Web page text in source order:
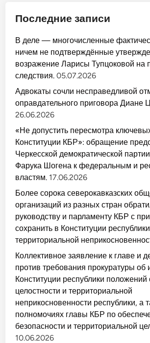
Последние записи
В деле — многочисленные
ничем не подтверждённые
возражение Ларисы Тупцоковой на
следствия. 05.07.2026
Адвокаты сочли несправедливой
оправдательного приговора Диане
26.06.2026
«Не допустить пересмотра
Конституции КБР»: обращение
Черкесской демократической
Фарука Шогена к федеральным и
властям. 17.06.2026
Более сорока северокавказских
организаций из разных стран
руководству и парламенту КБР с
сохранить в Конституции
территориальной
Коллективное заявление к главе и
против требования прокуратуры об
Конституции республики положений
целостности и территориальной
неприкосновенности республики, а
полномочиях главы КБР по
безопасности и территориальной
10.06.2026